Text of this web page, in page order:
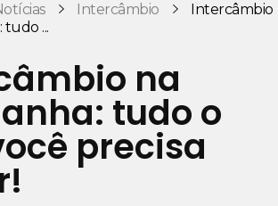
Intercâmbio
Intercâmbio
tudo ...
na
tudo o
precisa